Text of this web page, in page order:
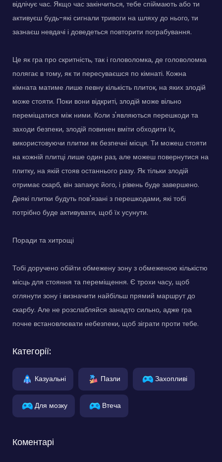
відлічує час. Якщо час закінчиться, тебе спіймають або ти
активуєш будь-які сигнали тривоги на шляху до нього, ти
зазнаєш невдачі і доведеться повторити пограбування.
Це як гра про скритність, так і головоломка, де головоломка
полягає в тому, як ти пересуваєшся по кімнаті. Кожна
кімната матиме лише певну кількість плиток, на яких злодій
може стояти. Поки вони відкриті, злодій може вільно
переміщатися між ними. Коли з'являються перешкоди та
заходи безпеки, злодій повинен вміти обходити їх,
використовуючи плитки як безпечні місця. Ти можеш стояти
на кожній плитці лише один раз, але можеш повернутися на
плитку, на якій стояв останнього разу. Як тільки злодій
отримає скарб, він запакує його, і рівень буде завершено.
Деякі плитки будуть пов'язані з перешкодами, які тобі
потрібно буде активувати, щоб їх усунути.
Поради та хитрощі
Тобі доручено обійти обмежену зону з обмеженою кількістю
місць для стояння та переміщення. Є трохи часу, щоб
оглянути зону і визначити найбільш прямий маршрут до
скарбу. Але не розслабляйся занадто сильно, адже гра
почне встановлювати небезпеки, щоб зіграти проти тебе.
Категорії:
Казуальні Пазли Захопливі
Для мозку Втеча
Коментарі